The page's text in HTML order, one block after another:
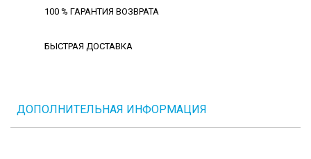
100 % ГАРАНТИЯ ВОЗВРАТА
БЫСТРАЯ ДОСТАВКА
ДОПОЛНИТЕЛЬНАЯ ИНФОРМАЦИЯ